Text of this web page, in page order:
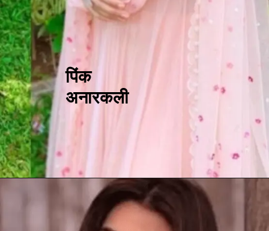
पिंक
अनारकली